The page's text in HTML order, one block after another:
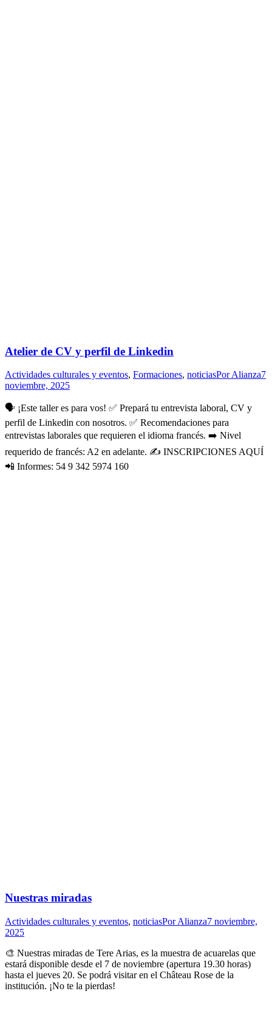
Atelier de CV y perfil de Linkedin
Actividades culturales y eventos, Formaciones, noticiasPorAlianza7
noviembre, 2025
🗣️ ¡Este taller es para vos! ✅️ Prepará tu entrevista laboral, CV y
perfil de Linkedin con nosotros. ✅️ Recomendaciones para
entrevistas laborales que requieren el idioma francés. ➡️ Nivel
requerido de francés: A2 en adelante. ✍️ INSCRIPCIONES AQUÍ
📲 Informes: 54 9 342 5974 160
Nuestras miradas
Actividades culturales y eventos, noticiasPorAlianza7 noviembre,
2025
🎨 Nuestras miradas de Tere Arias, es la muestra de acuarelas que
estará disponible desde el 7 de noviembre (apertura 19.30 horas)
hasta el jueves 20. Se podrá visitar en el Château Rose de la
institución. ¡No te la pierdas!